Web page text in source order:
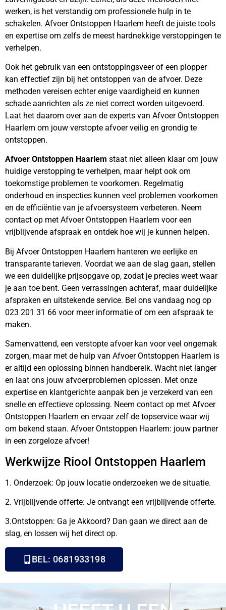
werken, is het verstandig om professionele hulp in te
schakelen. Afvoer Ontstoppen Haarlem heeft de juiste tools
en expertise om zelfs de meest hardnekkige verstoppingen te
verhelpen.
Ook het gebruik van een ontstoppingsveer of een plopper
kan effectief zijn bij het ontstoppen van de afvoer. Deze
methoden vereisen echter enige vaardigheid en kunnen
schade aanrichten als ze niet correct worden uitgevoerd.
Laat het daarom over aan de experts van Afvoer Ontstoppen
Haarlem om jouw verstopte afvoer veilig en grondig te
ontstoppen.
Afvoer Ontstoppen Haarlem staat niet alleen klaar om jouw
huidige verstopping te verhelpen, maar helpt ook om
toekomstige problemen te voorkomen. Regelmatig
onderhoud en inspecties kunnen veel problemen voorkomen
en de efficiëntie van je afvoersysteem verbeteren. Neem
contact op met Afvoer Ontstoppen Haarlem voor een
vrijblijvende afspraak en ontdek hoe wij je kunnen helpen.
Bij Afvoer Ontstoppen Haarlem hanteren we eerlijke en
transparante tarieven. Voordat we aan de slag gaan, stellen
we een duidelijke prijsopgave op, zodat je precies weet waar
je aan toe bent. Geen verrassingen achteraf, maar duidelijke
afspraken en uitstekende service. Bel ons vandaag nog op
023 201 31 66 voor meer informatie of om een afspraak te
maken.
Samenvattend, een verstopte afvoer kan voor veel ongemak
zorgen, maar met de hulp van Afvoer Ontstoppen Haarlem is
er altijd een oplossing binnen handbereik. Wacht niet langer
en laat ons jouw afvoerproblemen oplossen. Met onze
expertise en klantgerichte aanpak ben je verzekerd van een
snelle en effectieve oplossing. Neem contact op met Afvoer
Ontstoppen Haarlem en ervaar zelf de topservice waar wij
om bekend staan. Afvoer Ontstoppen Haarlem: jouw partner
in een zorgeloze afvoer!
Werkwijze Riool Ontstoppen Haarlem
1. Onderzoek: Op jouw locatie onderzoeken we de situatie.
2. Vrijblijvende offerte: Je ontvangt een vrijblijvende offerte.
3.Ontstoppen: Ga je Akkoord? Dan gaan we direct aan de
slag, en lossen wij het direct op.
BEL: 0681933198